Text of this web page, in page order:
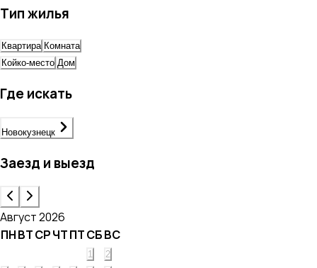
Тип жилья
Квартира Комната
Койко-место Дом
Где искать
Новокузнецк
Заезд и выезд
Август 2026
ПНВТСРЧТПТСБВС
1
2